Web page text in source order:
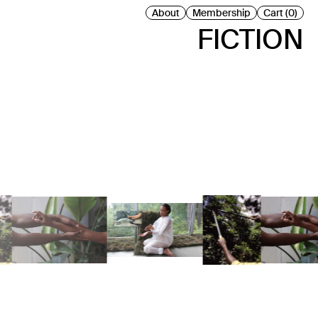
FICTION
About Membership Cart (0)